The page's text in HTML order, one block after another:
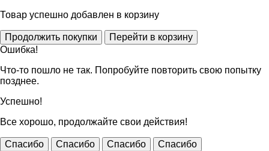
Товар успешно добавлен в корзину
Ошибка!
Что-то пошло не так. Попробуйте повторить свою попытку
позднее.
Успешно!
Все хорошо, продолжайте свои действия!
Спасибо Спасибо Спасибо
Спасибо